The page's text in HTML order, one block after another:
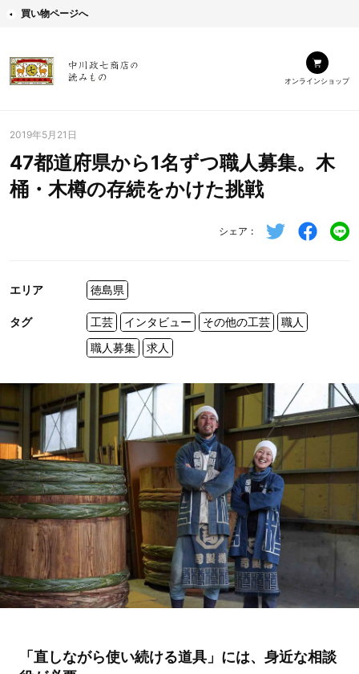
買い物ページへ
オンラインショップ
2019年5月21日
47都道府県から1名ずつ職人募集。木
桶・木樽の存続をかけた挑戦
シェア
エリア 徳島県
タグ 工芸 インタビュー その他の工芸
職人
職人募集
求人
「直しながら使い続ける道具」には、身近な相談